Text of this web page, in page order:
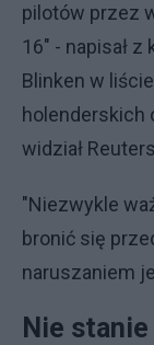
pilotów przez
16" - napisał
Blinken w
holenderskich
widział
"Niezwykle
bronić się
naruszaniem
Nie